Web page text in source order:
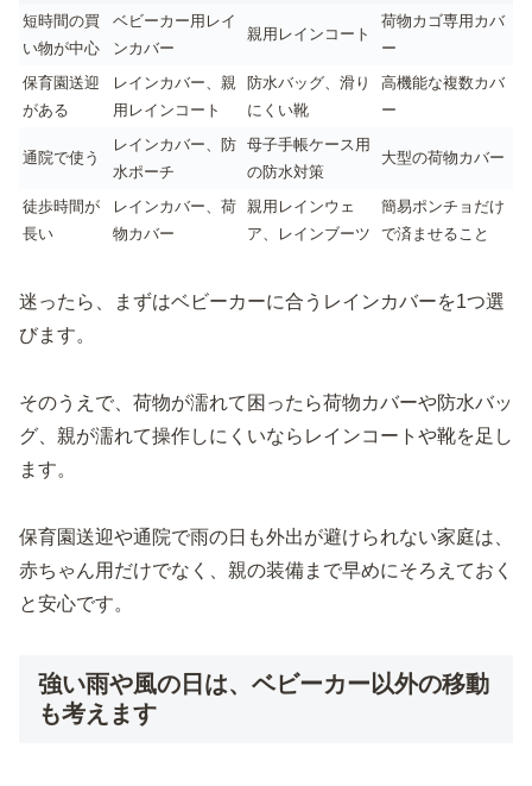
短時間の買
い物が中心
ベビーカー用レイ
ンカバー
親用レインコート
荷物カゴ専用カバ
ー
保育園送迎
がある
レインカバー、親
用レインコート
防水バッグ、滑り
にくい靴
高機能な複数カバ
ー
通院で使う
レインカバー、防
水ポーチ
母子手帳ケース用
の防水対策
大型の荷物カバー
徒歩時間が
長い
レインカバー、荷
物カバー
親用レインウェ
ア、レインブーツ
簡易ポンチョだけ
で済ませること
迷ったら、まずはベビーカーに合うレインカバーを1つ選
びます。
そのうえで、荷物が濡れて困ったら荷物カバーや防水バッ
グ、親が濡れて操作しにくいならレインコートや靴を足し
ます。
保育園送迎や通院で雨の日も外出が避けられない家庭は、
赤ちゃん用だけでなく、親の装備まで早めにそろえておく
と安心です。
強い雨や風の日は、ベビーカー以外の移動
も考えます